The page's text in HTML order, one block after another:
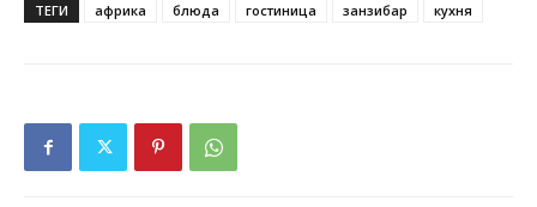
ТЕГИ африка блюда гостиница занзибар кухня